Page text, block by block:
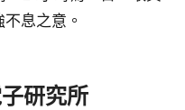
息之意。
研究所